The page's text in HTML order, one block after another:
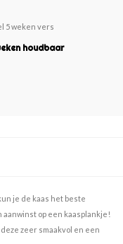
5 weken vers
houdbaar
je de kaas het beste
op een kaasplankje!
zeer smaakvol en een